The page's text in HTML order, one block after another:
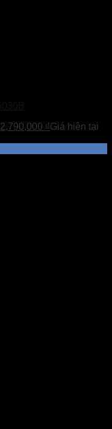
2,790,000 ₫Giá hiện tại